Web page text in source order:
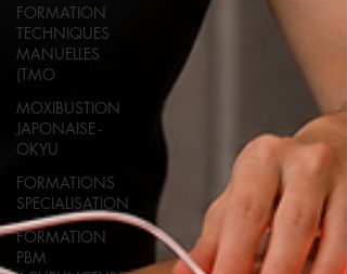
FORMATION
TECHNIQUES
MANUELLES
(TMO
MOXIBUSTION
JAPONAISE -
OKYU
FORMATIONS
SPECIALISATION
FORMATION
PBM